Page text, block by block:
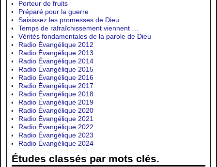
Porteur de fruits
Préparé pour la guerre
Saisissez les promesses de Dieu …
Temps de rafraîchissement viennent …
Vérités fondamentales de la parole de Dieu
Radio Évangélique 2012
Radio Évangélique 2013
Radio Évangélique 2014
Radio Évangélique 2015
Radio Évangélique 2016
Radio Évangélique 2017
Radio Évangélique 2018
Radio Évangélique 2019
Radio Évangélique 2020
Radio Évangélique 2021
Radio Évangélique 2022
Radio Évangélique 2023
Radio Évangélique 2024
Études classés par mots clés.